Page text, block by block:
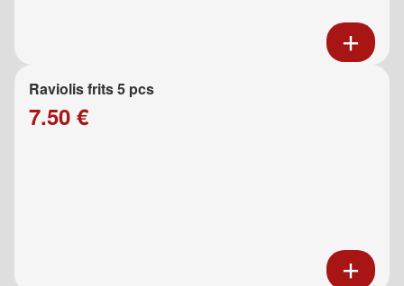
Raviolis frits 5 pcs
7.50 €